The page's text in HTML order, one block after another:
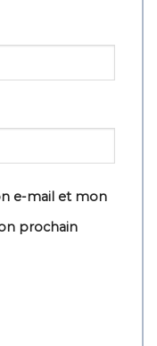
e-mail et mon
prochain